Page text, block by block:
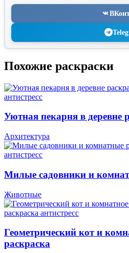
Похожие раскраски
Уютная пекарня в деревне
Архитектура
Милые садовники и
Животные
Геометрический кот и
раскраска